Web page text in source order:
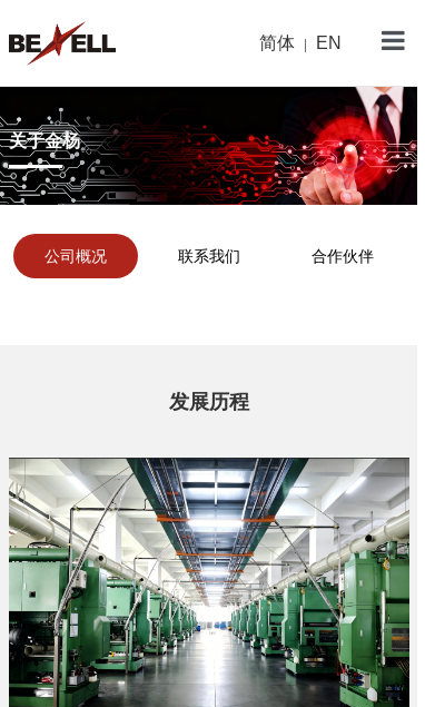
简体 | EN
金杨
关于
产品
关于金杨
公司概况 联系我们 合作伙伴
发展历程